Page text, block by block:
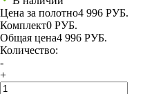
Цена за полотно4 996 РУБ.
Комплект0 РУБ.
Общая цена4 996 РУБ.
Количество:
-
+